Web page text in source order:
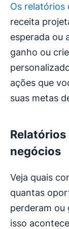
Os relatórios
receita
esperada ou
ganho ou
ações que
suas metas
negócios
Veja quais
quantas
perderam ou
isso